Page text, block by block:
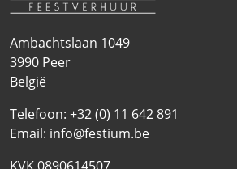
Ambachtslaan 1049
3990 Peer
België
Telefoon: +32 (0) 11 642 891
Email: info@festium.be